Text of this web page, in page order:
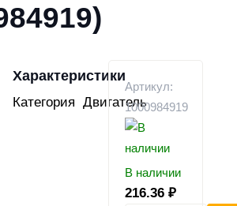
Характеристики
Категория Двигатель
Артикул:
1000984919
В наличии
216.36 ₽